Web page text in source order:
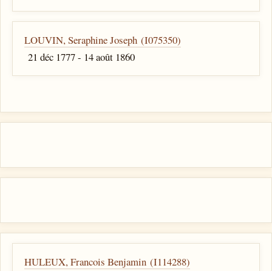
LOUVIN, Seraphine Joseph (I075350)
21 déc 1777 - 14 août 1860
HULEUX, Francois Benjamin (I114288)